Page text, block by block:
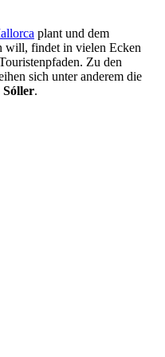
plant und dem
will, findet in vielen Ecken
Zu den
sich unter anderem die
Sóller.